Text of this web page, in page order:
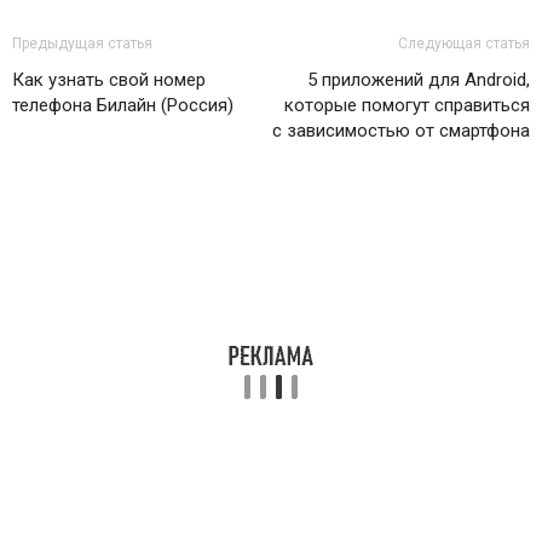
Предыдущая статья
Как узнать свой номер
телефона Билайн (Россия)
Следующая статья
5 приложений для Android,
которые помогут справиться
с зависимостью от смартфона